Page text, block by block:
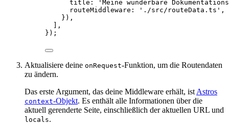
title: ' Meine wunderbare
routeMiddleware:
' ./src/routeData.ts ' ,
}),
],
});
Aktualisiere deine onRequest-Funktion, um die Routendaten
zu ändern.
Das erste Argument, das deine Middleware erhält, ist Astros
context-Objekt. Es enthält alle Informationen über die
aktuell gerenderte Seite, einschließlich der aktuellen URL und
locals.